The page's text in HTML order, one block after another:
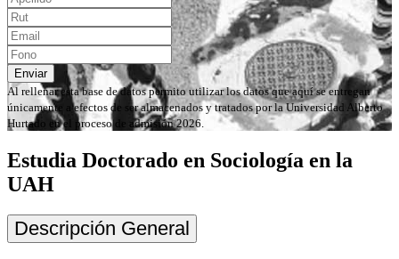
Enviar
Al rellenar esta base de datos permito utilizar los datos que aquí se entregan
únicamente a efectos de ser almacenados y tratados por la Universidad Alberto
Hurtado en el proceso de admisión 2026.
Estudia Doctorado en Sociología en la
UAH
Descripción General